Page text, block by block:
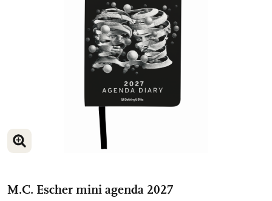
VERGROOT AFBEELDING
M.C. Escher mini agenda 2027